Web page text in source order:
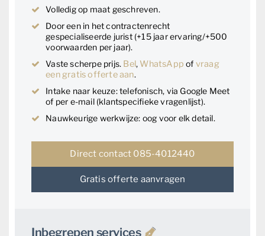
Volledig op maat geschreven.
Door een in het contractenrecht
gespecialiseerde jurist (+15 jaar ervaring/+500
voorwaarden per jaar).
Vaste scherpe prijs. Bel, WhatsApp of vraag
een gratis offerte aan.
Intake naar keuze: telefonisch, via Google Meet
of per e-mail (klantspecifieke vragenlijst).
Nauwkeurige werkwijze: oog voor elk detail.
Direct contact 085-4012440
Gratis offerte aanvragen
Inbegrepen services